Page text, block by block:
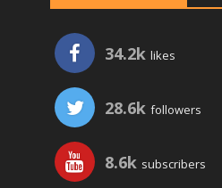
34.2k likes
28.6k followers
8.6k subscribers